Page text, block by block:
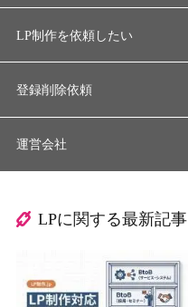
LP制作を依頼したい
登録削除依頼
運営会社
LPに関する最新記事